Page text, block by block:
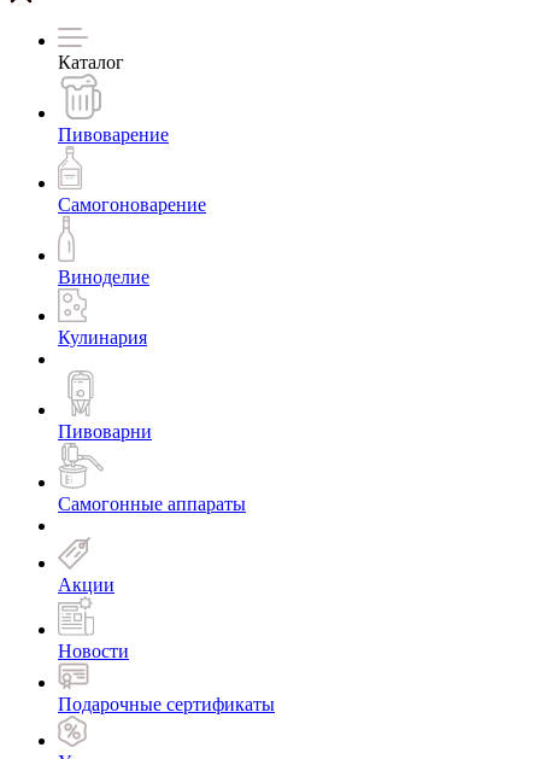
Каталог
Пивоварение
Самогоноварение
Виноделие
Кулинария
Пивоварни
Самогонные аппараты
Акции
Новости
Подарочные сертификаты